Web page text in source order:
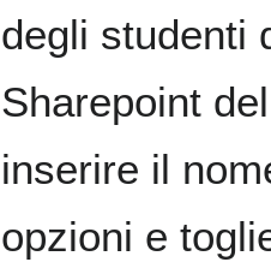
degli studenti
Sharepoint
inserire il
opzioni e